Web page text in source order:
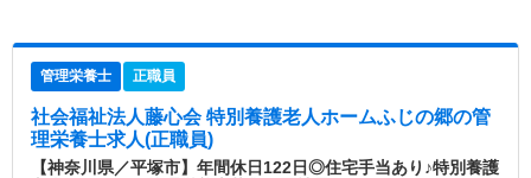
管理栄養士 正職員
社会福祉法人藤心会 特別養護老人ホームふじの郷の管
理栄養士求人(正職員)
【神奈川県／平塚市】年間休日122日◎住宅手当あり♪特別養護